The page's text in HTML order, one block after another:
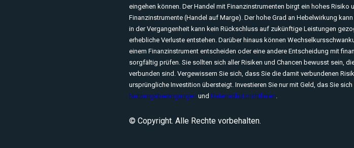
eingehen können. Der Handel mit Finanzinstrumenten birgt ein hohes
Finanzinstrumente (Handel auf Marge). Der hohe Grad an Hebelwirkung
in der Vergangenheit kann kein Rückschluss auf zukünftige Leistungen
erhebliche Verluste entstehen. Darüber hinaus können
einem Finanzinstrument entscheiden oder eine andere Entscheidung mit
sorgfältig prüfen. Sie sollten sich aller Risiken und Chancen bewusst sein,
verbunden sind. Vergewissern Sie sich, dass Sie die damit verbundenen
ursprüngliche Investition übersteigt. Investieren Sie nur mit Geld, das Sie
Nutzungsbedingungen undDatenschutzrichtlinien
© Copyright. Alle Rechte vorbehalten.